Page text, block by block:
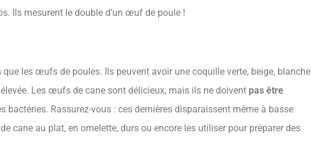
Ils mesurent le double d’un œuf de poule !
les œufs de poules. Ils peuvent avoir une coquille verte, beige, blanche
élevée. Les œufs de cane sont délicieux, mais ils ne doivent pas être
bactéries. Rassurez-vous : ces dernières disparaissent même à basse
cane au plat, en omelette, durs ou encore les utiliser pour préparer des